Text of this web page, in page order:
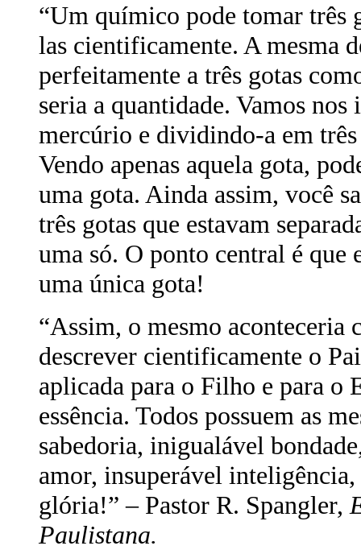
“Um químico pode tomar três
las cientificamente. A mesma
perfeitamente a três gotas
seria a quantidade. Vamos
mercúrio e dividindo-a em
Vendo apenas aquela gota,
uma gota. Ainda assim, você
três gotas que estavam
uma só. O ponto central é que
uma única gota!
“Assim, o mesmo aconteceria
descrever cientificamente o
aplicada para o Filho e para o
essência. Todos possuem as
sabedoria, inigualável
amor, insuperável
glória!” – Pastor R. Spangler,
Paulistana.